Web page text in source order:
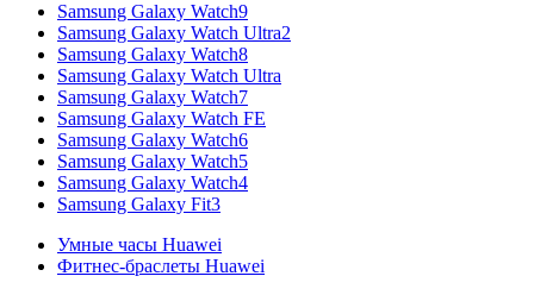
Samsung Galaxy Watch9
Samsung Galaxy Watch Ultra2
Samsung Galaxy Watch8
Samsung Galaxy Watch Ultra
Samsung Galaxy Watch7
Samsung Galaxy Watch FE
Samsung Galaxy Watch6
Samsung Galaxy Watch5
Samsung Galaxy Watch4
Samsung Galaxy Fit3
Умные часы Huawei
Фитнес-браслеты Huawei